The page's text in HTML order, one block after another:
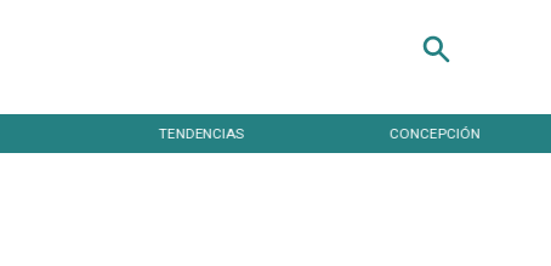
TENDENCIAS CONCEPCIÓN